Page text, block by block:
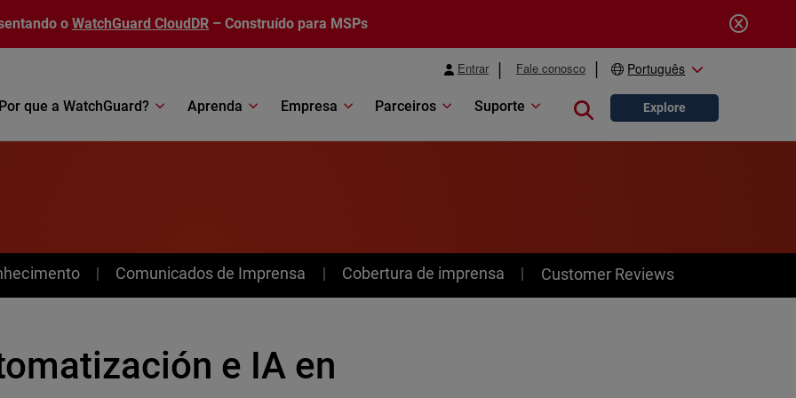
o WatchGuard CloudDR – Construído para MSPs
Entrar Fale conosco Português
Por que a WatchGuard? Aprenda Empresa Parceiros Suporte Close search
Explore
Comunicados de Imprensa Cobertura de imprensa Customer Reviews
e IA en